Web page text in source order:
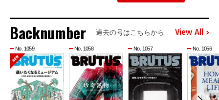
Backnumber 過去の号はこちらから View All
No. 1059 No. 1058 No. 1057 No. 1056